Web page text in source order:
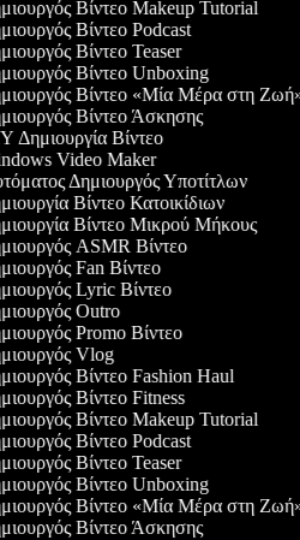
Βίντεο Makeup Tutorial
Βίντεο Podcast
Βίντεο Teaser
Βίντεο Unboxing
Βίντεο «Μία Μέρα στη Ζωή»
Βίντεο Άσκησης
Δημιουργία Βίντεο
Video Maker
Δημιουργός Υποτίτλων
Βίντεο Κατοικίδιων
Βίντεο Μικρού Μήκους
ASMR Βίντεο
Fan Βίντεο
Lyric Βίντεο
Outro
Promo Βίντεο
Vlog
Βίντεο Fashion Haul
Βίντεο Fitness
Βίντεο Makeup Tutorial
Βίντεο Podcast
Βίντεο Teaser
Βίντεο Unboxing
Βίντεο «Μία Μέρα στη Ζωή»
Βίντεο Άσκησης